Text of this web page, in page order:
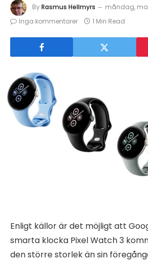
ByRasmus Hellmyrs
måndag,
Inga kommentarer
1 Min Read
Enligt källor är det möjligt att
smarta klocka Pixel Watch 3
den större storlek än sin